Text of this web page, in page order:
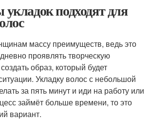
подходят для
массу преимуществ, ведь это
проявлять творческую
образ, который будет
Укладку волос с небольшой
за пять минут и иди на работу или
займёт больше времени, то это
вариант.